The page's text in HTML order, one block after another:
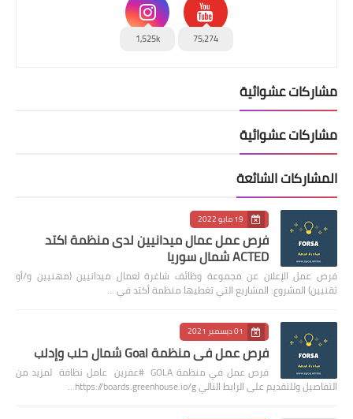
75,274
1,525k
مشاركات عشوائية
مشاركات عشوائية
المشاركات الشائعة
19 مايو 2022
فرص عمل عمال ميدانيين لدى منظمة اكتد
ACTED شمال سوريا
فرص عمل الإعلان عن مجموعة وظائف شاغرة لعمال ميدانيين (مهنيين و/أو
تقنيين) المشروع: المشاريع التي تغطيها منظمة أكتد في …
01 ديسمبر 2021
فرص عمل في منظمة Goal شمال حلب وإدلب
فرص عمل في منظمة GOLA #عفرين عامل نظافة لمزيد من
التفاصيل وللتقديم على الرابط التالي https://boards.greenhouse.io/g…